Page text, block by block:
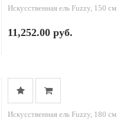
Искусственная ель Fuzzy, 150 см
11,252.00 руб.
Искусственная ель Fuzzy, 180 см